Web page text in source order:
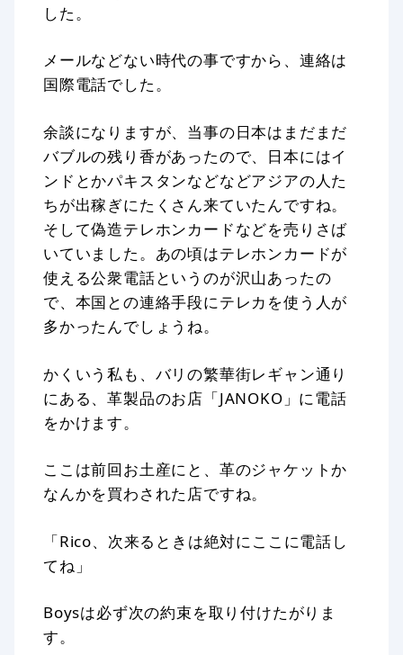
した。
メールなどない時代の事ですから、連絡は
国際電話でした。
余談になりますが、当事の日本はまだまだ
バブルの残り香があったので、日本にはイ
ンドとかパキスタンなどなどアジアの人た
ちが出稼ぎにたくさん来ていたんですね。
そして偽造テレホンカードなどを売りさば
いていました。あの頃はテレホンカードが
使える公衆電話というのが沢山あったの
で、本国との連絡手段にテレカを使う人が
多かったんでしょうね。
かくいう私も、バリの繁華街レギャン通り
にある、革製品のお店「JANOKO」に電話
をかけます。
ここは前回お土産にと、革のジャケットか
なんかを買わされた店ですね。
「Rico、次来るときは絶対にここに電話し
てね」
Boysは必ず次の約束を取り付けたがりま
す。